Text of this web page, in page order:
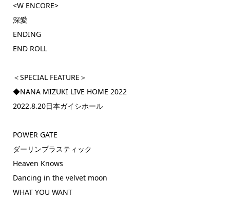
<W ENCORE>
深愛
ENDING
END ROLL
＜SPECIAL FEATURE＞
◆NANA MIZUKI LIVE HOME 2022
2022.8.20日本ガイシホール
POWER GATE
ダーリンプラスティック
Heaven Knows
Dancing in the velvet moon
WHAT YOU WANT